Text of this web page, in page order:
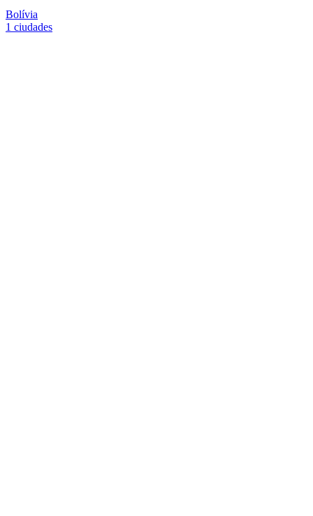
Bolívia
1 ciudades